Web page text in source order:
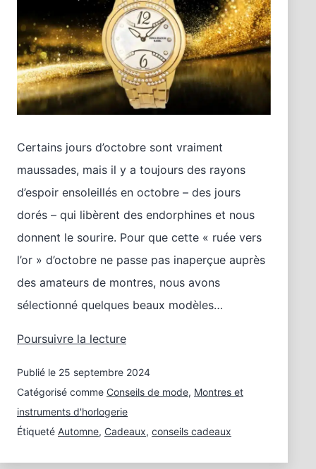
Certains jours d’octobre sont vraiment
maussades, mais il y a toujours des rayons
d’espoir ensoleillés en octobre – des jours
dorés – qui libèrent des endorphines et nous
donnent le sourire. Pour que cette « ruée vers
l’or » d’octobre ne passe pas inaperçue auprès
des amateurs de montres, nous avons
sélectionné quelques beaux modèles…
Poursuivre la lectureLes
de
montres
dans
vers
Publié le 25 septembre 2024
Catégorisé comme Conseils de mode, Montres et
instruments d'horlogerie
Étiqueté Automne, Cadeaux, conseils cadeaux